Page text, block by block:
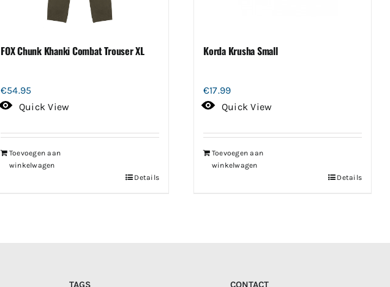
FOX Chunk Khanki Combat Trouser XL
€54.95
Quick View
Toevoegen aan
winkelwagen
Details
Korda Krusha Small
€17.99
Quick View
Toevoegen aan
winkelwagen
Details
TAGS CONTACT